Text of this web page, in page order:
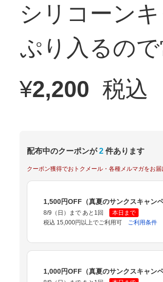
シリコーン
ぷり入るの
¥2,200 税込
配布中のクーポンが 2 件あります
クーポン獲得でおトクメール・各種メルマガをお
1,500円OFF（真夏のサンクスキャン
8/9（日）まで あと1回
本日まで
税込 15,000円以上でご利用可
ご利用条件
1,000円OFF（真夏のサンクスキャン